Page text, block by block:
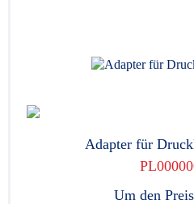
Adapter für
Um den